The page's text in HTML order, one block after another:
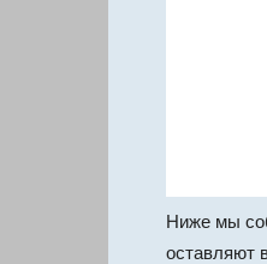
Ниже мы
оставляют